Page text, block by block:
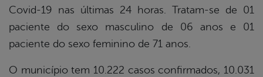
Covid-19 nas últimas 24 horas. Tratam-se de 01
paciente do sexo masculino de 06 anos e 01
paciente do sexo feminino de 71 anos.
O município tem 10.222 casos confirmados, 10.031